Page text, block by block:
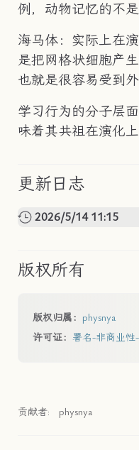
例，动物记忆的不
海马体：实际上在
是把网格状细胞产
也就是很容易受到
学习行为的分子层
味着其共祖在演化
更新日志
2026/5/14 11:15
版权所有
版权归属： physnya
许可证： 署名-非商业性
贡献者: physnya